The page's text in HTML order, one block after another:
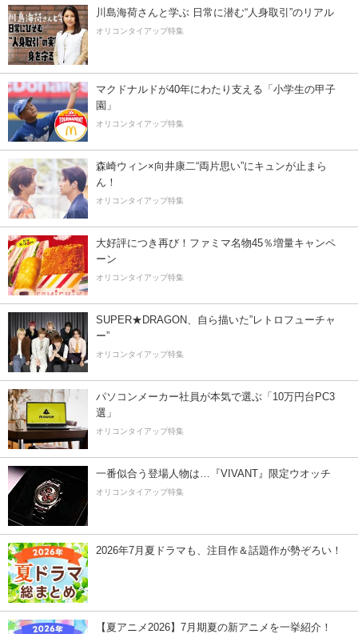
川島海荷さんと学ぶ 日常に潜む“人身取引”のリアル
オリコンタイアップ特集
マクドナルドが40年にわたり支える「小学生の甲子
園」
オリコンタイアップ特集
森崎ウィン×向井康二“両片思い”にキュンが止まら
ん！
オリコンタイアップ特集
大好評につき再び！ファミマ名物45％増量キャンペ
ーン
オリコンタイアップ特集
SUPER★DRAGON、自ら描いた”レトロフューチャ
ー”
オリコンタイアップ特集
パソコンメーカー社員が本気で選ぶ「10万円台PC3
選」
オリコンタイアップ特集
一番似合う登場人物は…『VIVANT』限定ウオッチ
オリコンタイアップ特集
2026年7月夏ドラマも、注目作＆話題作が勢ぞろい！
【夏アニメ2026】7月期夏の新アニメを一挙紹介！